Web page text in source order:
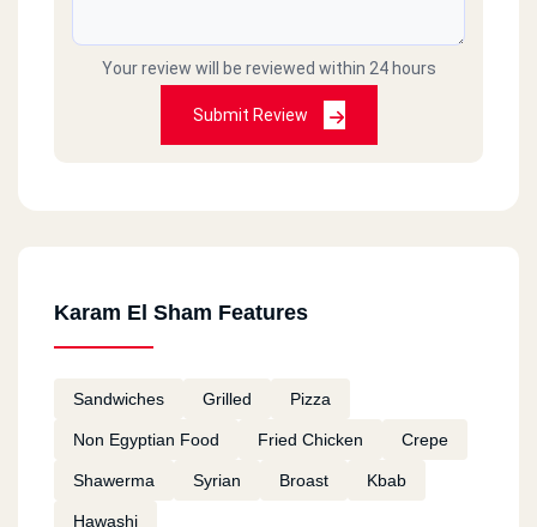
اسماء 2023-04-07
مقاطعه عشان بلطجيه
Your review will be reviewed within 24 hours
Submit Review
Karam El Sham Features
Sandwiches Grilled Pizza
Non Egyptian Food Fried Chicken Crepe
Shawerma Syrian Broast Kbab
Hawashi